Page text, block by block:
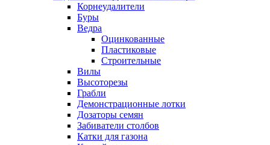
Корнеудалители
Буры
Ведра
Оцинкованные
Пластиковые
Строительные
Вилы
Высоторезы
Грабли
Демонстрационные лотки
Дозаторы семян
Забиватели столбов
Катки для газона